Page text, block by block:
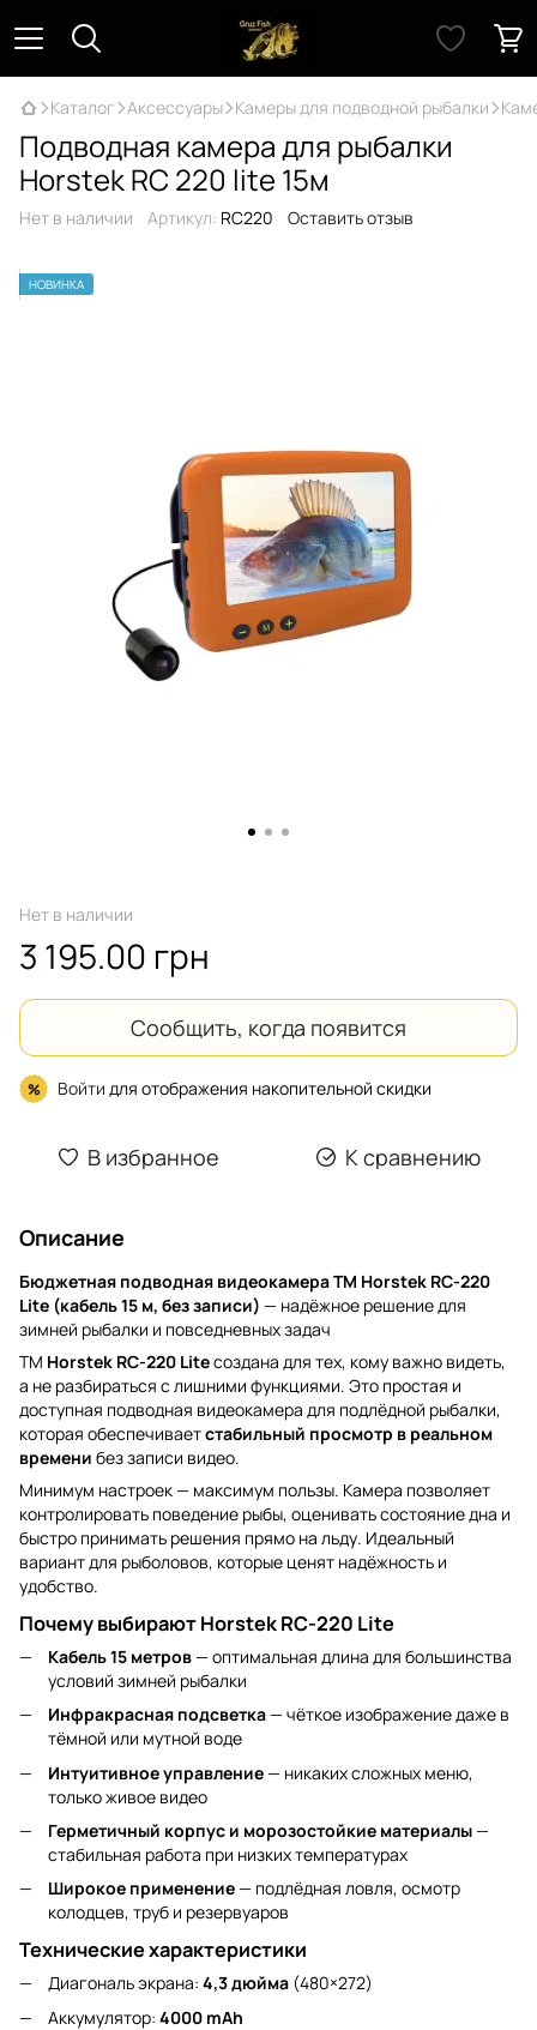
Каталог Аксессуары Камеры для подводной рыбалки
Подводная камера для рыбалки
Horstek RC 220 lite 15м
Нет в наличии Артикул: RC220 Оставить отзыв
НОВИНКА
Нет в наличии
3 195.00 грн
Сообщить, когда появится
% Войти для отображения накопительной скидки
В избранное К сравнению
Описание
Бюджетная подводная видеокамера TM Horstek RC-220
Lite (кабель 15 м, без записи) — надёжное решение для
зимней рыбалки и повседневных задач
TM Horstek RC-220 Liteсоздана для тех, кому важно видеть,
а не разбираться с лишними функциями. Это простая и
доступная подводная видеокамера для подлёдной рыбалки,
которая обеспечиваетстабильный просмотр в реальном
времени без записи видео.
Минимум настроек — максимум пользы. Камера позволяет
контролировать поведение рыбы, оценивать состояние дна и
быстро принимать решения прямо на льду. Идеальный
вариант для рыболовов, которые ценят надёжность и
удобство.
Почему выбирают Horstek RC-220 Lite
Кабель 15 метров— оптимальная длина для большинства
условий зимней рыбалки
Инфракрасная подсветка— чёткое изображение даже в
тёмной или мутной воде
Интуитивное управление— никаких сложных меню,
только живое видео
Герметичный корпус и морозостойкие материалы—
стабильная работа при низких температурах
Широкое применение— подлёдная ловля, осмотр
колодцев, труб и резервуаров
Технические характеристики
Диагональ экрана: 4,3 дюйма (480×272)
Аккумулятор: 4000 mAh